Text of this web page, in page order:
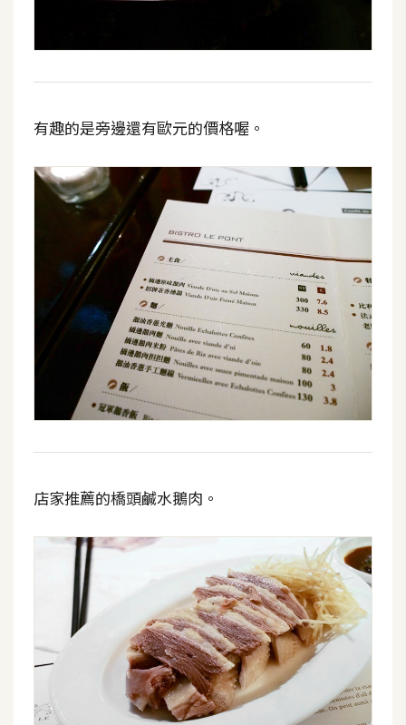
有趣的是旁邊還有歐元的價格喔。
店家推薦的橋頭鹹水鵝肉。